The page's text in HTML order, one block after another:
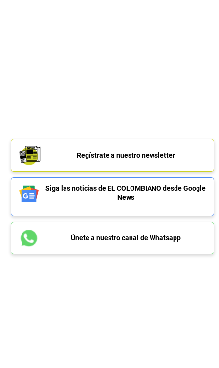
Regístrate a nuestro newsletter
Siga las noticias de EL COLOMBIANO desde Google
News
Únete a nuestro canal de Whatsapp